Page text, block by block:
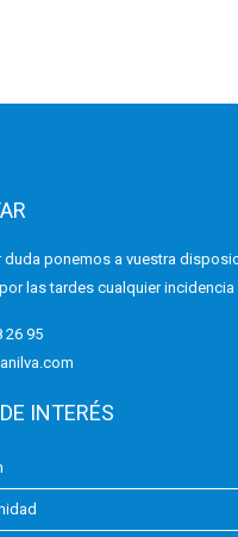
duda ponemos a vuestra
las tardes cualquier
26 95
INTERÉS